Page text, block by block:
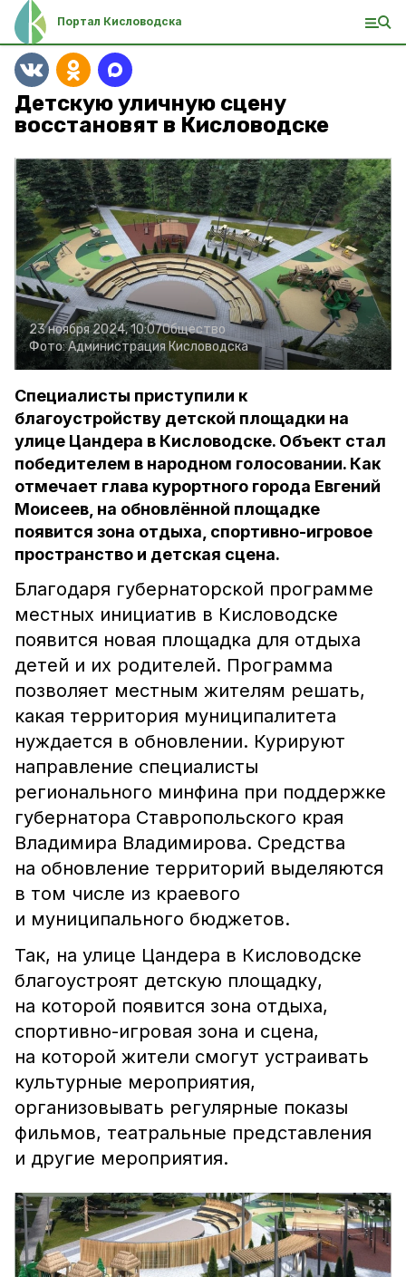
Портал Кисловодска
Детскую уличную сцену
восстановят в Кисловодске
23 ноября 2024, 10:07Общество
Фото:Администрация Кисловодска
Специалисты приступили к
благоустройству детской площадки на
улице Цандера в Кисловодске. Объект стал
победителем в народном голосовании. Как
отмечает глава курортного города Евгений
Моисеев, на обновлённой площадке
появится зона отдыха, спортивно-игровое
пространство и детская сцена.
Благодаря губернаторской программе
местных инициатив в Кисловодске
появится новая площадка для отдыха
детей и их родителей. Программа
позволяет местным жителям решать,
какая территория муниципалитета
нуждается в обновлении. Курируют
направление специалисты
регионального минфина при поддержке
губернатора Ставропольского края
Владимира Владимирова. Средства
на обновление территорий выделяются
в том числе из краевого
и муниципального бюджетов.
Так, на улице Цандера в Кисловодске
благоустроят детскую площадку,
на которой появится зона отдыха,
спортивно-игровая зона и сцена,
на которой жители смогут устраивать
культурные мероприятия,
организовывать регулярные показы
фильмов, театральные представления
и другие мероприятия.